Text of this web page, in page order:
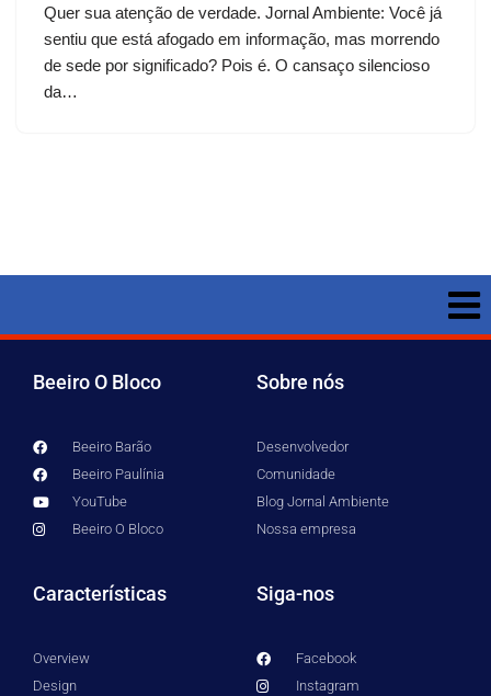
Quer sua atenção de verdade. Jornal Ambiente: Você já
sentiu que está afogado em informação, mas morrendo
de sede por significado? Pois é. O cansaço silencioso
da…
Beeiro O Bloco
Beeiro Barão
Beeiro Paulínia
YouTube
Beeiro O Bloco
Sobre nós
Desenvolvedor
Comunidade
Blog Jornal Ambiente
Nossa empresa
Características
Overview
Design
Siga-nos
Facebook
Instagram